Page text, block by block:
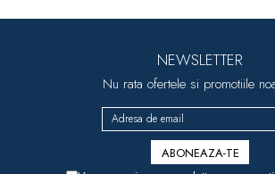
NEWSLETTER
Nu rata ofertele si promotiile